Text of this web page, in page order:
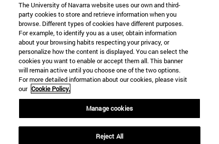
The University of Navarra website uses our own and third-
party cookies to store and retrieve information when you
browse. Different types of cookies have different purposes.
For example, to identify you as a user, obtain information
about your browsing habits respecting your privacy, or
personalize how the content is displayed. You can select the
cookies you want to enable or accept them all. This banner
will remain active until you choose one of the two options.
For more detailed information about our cookies, please visit
our Cookie Policy.
Manage cookies
Reject All